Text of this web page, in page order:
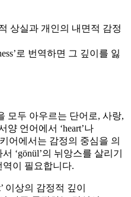
상실과 개인의 내면적 감정
로 번역하면 그 깊이를 잃
을 모두 아우르는 단어로, 사랑,
언어에서 ‘heart’나
어에서는 감정의 중심을 의
‘gönül’의 뉘앙스를 살리기
이 필요합니다.
이상의 감정적 깊이